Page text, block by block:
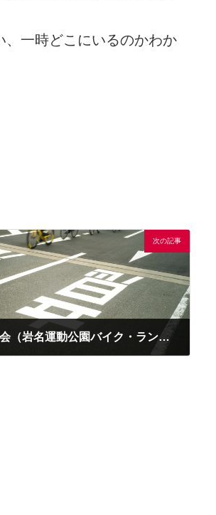
、一時どこにいるのかわか
次の記事
４月練習会（岩名運動公園バイク・ラン練習会）案内